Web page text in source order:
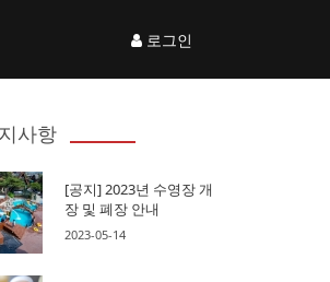
로그인
사항
[공지] 2023년 수영장 개
장 및 폐장 안내
2023-05-14